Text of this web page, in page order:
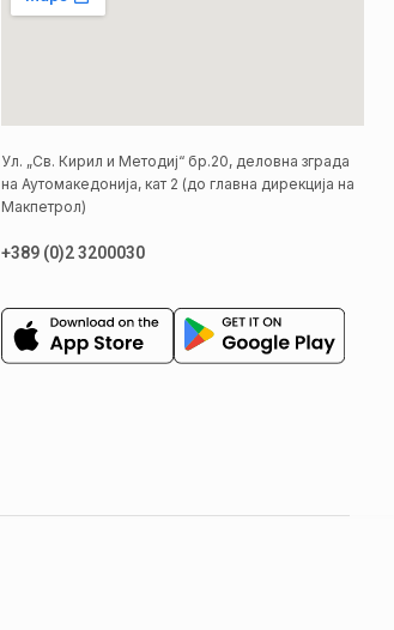
Ул. „Св. Кирил и Методиј“ бр.20, деловна зграда
на Аутомакедонија, кат 2 (до главна дирекција на
Макпетрол)
+389 (0)2 3200030